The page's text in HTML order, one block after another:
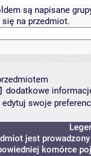
są napisane
na przedmiot.
dodatkowe
swoje
jest
komórce